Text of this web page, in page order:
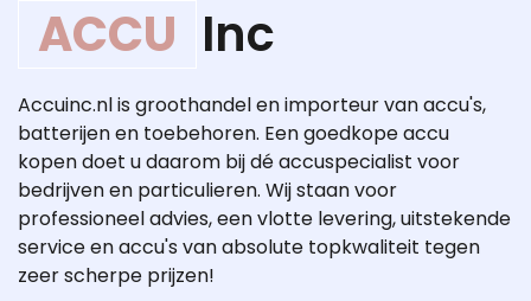
ACCU Inc
Accuinc.nl is groothandel en importeur van accu's,
batterijen en toebehoren. Een goedkope accu
kopen doet u daarom bij dé accuspecialist voor
bedrijven en particulieren. Wij staan voor
professioneel advies, een vlotte levering, uitstekende
service en accu's van absolute topkwaliteit tegen
zeer scherpe prijzen!